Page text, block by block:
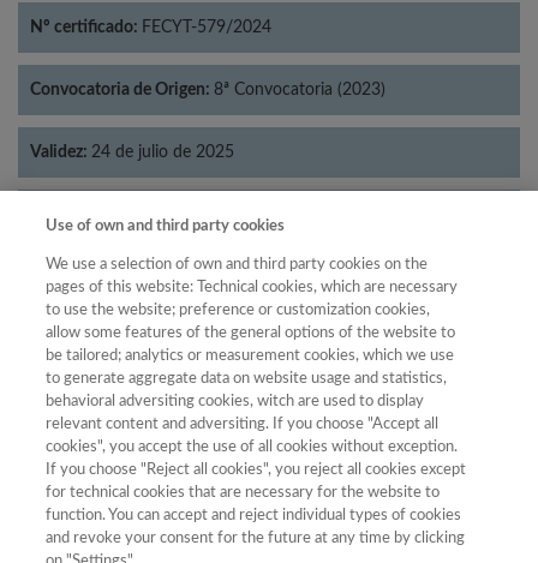
Nº certificado: FECYT-579/2024
Convocatoria de Origen: 8ª Convocatoria (2023)
Validez: 24 de julio de 2025
Categorías: Lingüística
Año
Año Filtrar
Año Categoría Puntuación Posición
Total de
revistas
Cuartil
Use of own and third party cookies
We use a selection of own and third party cookies on the
pages of this website: Technical cookies, which are necessary
to use the website; preference or customization cookies,
allow some features of the general options of the website to
be tailored; analytics or measurement cookies, which we use
to generate aggregate data on website usage and statistics,
behavioral adversiting cookies, witch are used to display
relevant content and adversiting. If you choose "Accept all
cookies", you accept the use of all cookies without exception.
If you choose "Reject all cookies", you reject all cookies except
for technical cookies that are necessary for the website to
function. You can accept and reject individual types of cookies
and revoke your consent for the future at any time by clicking